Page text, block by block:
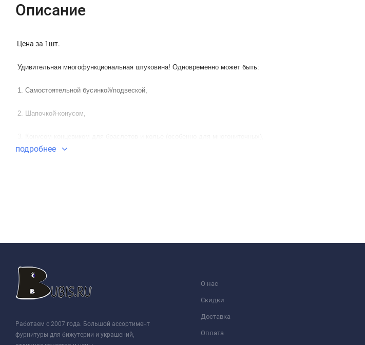
Описание
Цена за 1шт.
Удивительная многофункциональная штуковина! Одновременно может быть:
1. Самостоятельной бусинкой/подвеской,
2. Шапочкой-конусом,
подробнее
Работаем с 2007 года. Большой ассортимент
фурнитуры для бижутерии и украшений,
О нас
Скидки
Доставка
Оплата